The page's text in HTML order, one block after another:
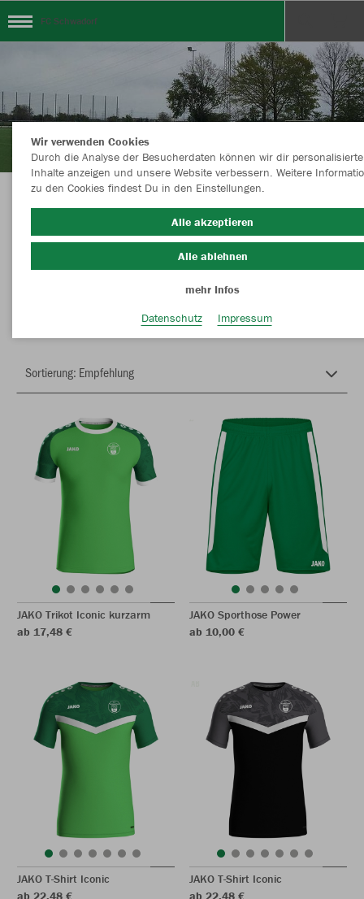
FC Schwadorf
FC Schwadorf Teamshop Powered by
sports12.de
Farbe
JAKO Trikot Iconic kurzarm
ab 17,48 €
JAKO Sporthose Power
ab 10,00 €
JAKO T-Shirt Iconic
ab 22,48 €
JAKO T-Shirt Iconic
ab 22,48 €
Wir verwenden Cookies
Durch die Analyse der Besucherdaten können wir dir personalisierte
Inhalte anzeigen und unsere Website verbessern. Weitere
zu den Cookies findest Du in den Einstellungen.
Alle akzeptieren
Alle ablehnen
mehr Infos
Datenschutz
Impressum